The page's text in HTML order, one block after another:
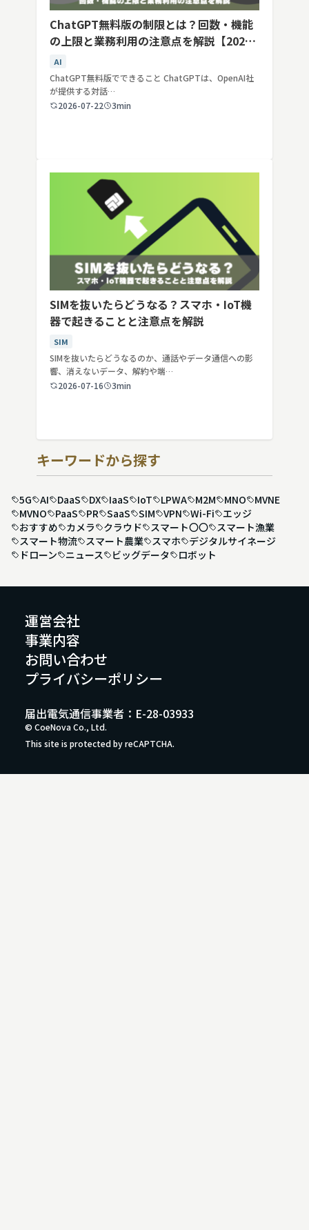
ChatGPT無料版の制限とは？回数・機能
の上限と業務利用の注意点を解説【2026
年最新】
AI
ChatGPT無料版でできること ChatGPTは、OpenAI社
が提供する対話…
2026-07-22
3min
SIMを抜いたらどうなる？スマホ・IoT機
器で起きることと注意点を解説
SIM
SIMを抜いたらどうなるのか、通話やデータ通信への影
響、消えないデータ、解約や端…
2026-07-16
3min
キーワードから探す
5G AI DaaS DX IaaS IoT LPWA M2M MNO
MVNE
MVNO
PaaS PR SaaS SIM VPN Wi-Fi
エッジ
おすすめ
カメラ クラウド スマート〇〇
スマート漁業
スマート物流
スマート農業 スマホ
デジタルサイネージ
ドローン
ニュース ビッグデータ ロボット
運営会社
事業内容
お問い合わせ
プライバシーポリシー
© CoeNova Co., Ltd.
This site is protected by reCAPTCHA.
届出電気通信事業者：E-28-03933